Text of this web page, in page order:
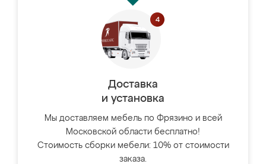
Доставка
и установка
Мы доставляем мебель по Фрязино и всей
Московской области бесплатно!
Стоимость сборки мебели: 10% от стоимости
заказа.